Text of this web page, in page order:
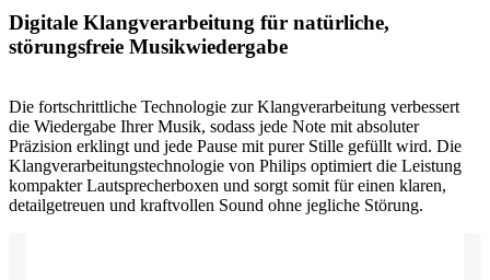
Digitale Klangverarbeitung für natürliche,
störungsfreie Musikwiedergabe
Die fortschrittliche Technologie zur Klangverarbeitung verbessert
die Wiedergabe Ihrer Musik, sodass jede Note mit absoluter
Präzision erklingt und jede Pause mit purer Stille gefüllt wird. Die
Klangverarbeitungstechnologie von Philips optimiert die Leistung
kompakter Lautsprecherboxen und sorgt somit für einen klaren,
detailgetreuen und kraftvollen Sound ohne jegliche Störung.